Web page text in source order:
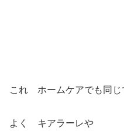
これ ホームケアでも同じ
よく キアラーレや